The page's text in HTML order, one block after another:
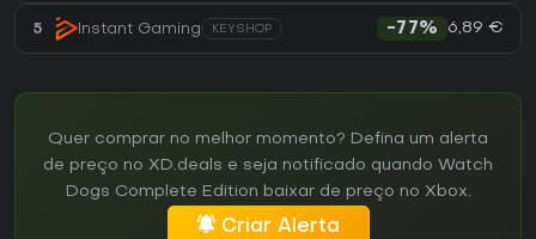
5 Instant Gaming KEYSHOP -77% 6,89 €
Quer comprar no melhor momento? Defina um alerta
de preço no XD.deals e seja notificado quando Watch
Dogs Complete Edition baixar de preço no Xbox.
Criar Alerta